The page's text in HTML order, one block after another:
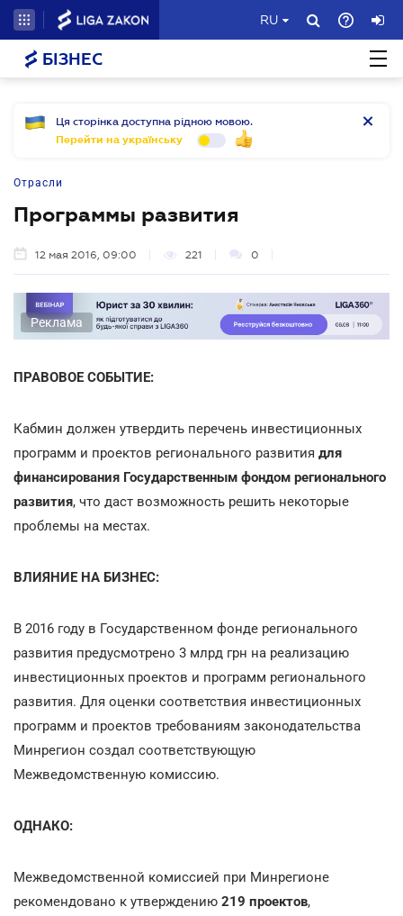
RU
БІЗНЕС
Ця сторінка доступна рідною мовою.
Перейти на українську
Отрасли
Программы развития
12 мая 2016, 09:00 221 0
Реклама
ПРАВОВОЕ СОБЫТИЕ:
Кабмин должен утвердить перечень инвестиционных
программ и проектов регионального развития для
финансирования Государственным фондом регионального
развития, что даст возможность решить некоторые
проблемы на местах.
ВЛИЯНИЕ НА БИЗНЕС:
В 2016 году в Государственном фонде регионального
развития предусмотрено 3 млрд грн на реализацию
инвестиционных проектов и программ регионального
развития. Для оценки соответствия инвестиционных
программ и проектов требованиям законодательства
Минрегион создал соответствующую
Межведомственную комиссию.
ОДНАКО:
Межведомственной комиссией при Минрегионе
рекомендовано к утверждению 219 проектов,